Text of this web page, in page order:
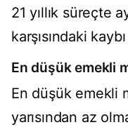
21 yıllık süreçte
karşısındaki
En düşük emekli
En düşük emekli
yarısından az